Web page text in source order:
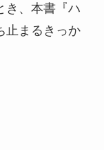
き、本書『ハ
止まるきっか